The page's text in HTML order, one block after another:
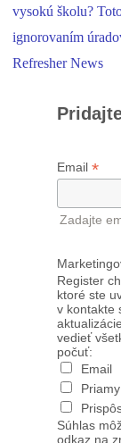
vysokú školu?
ignorovaním
Refresher News
Email *
Zadajte
Register
ktoré ste
v kontakte
vedieť
počuť:
Email
Súhlas
odkaz na